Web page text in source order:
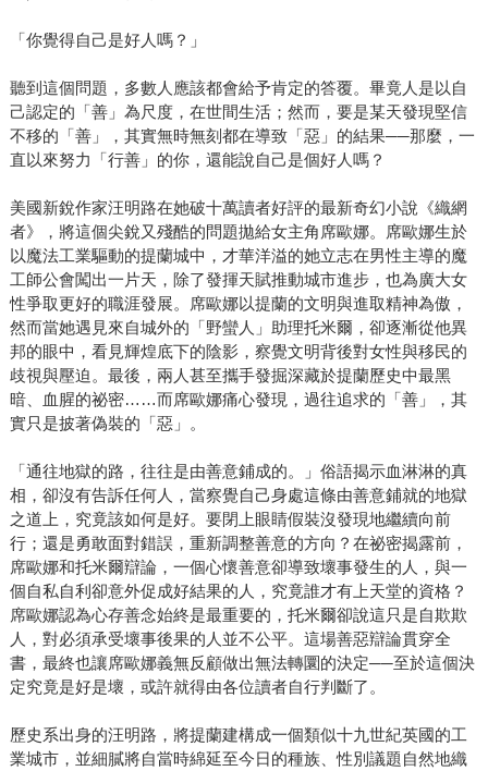
「你覺得自己是好人嗎？」
聽到這個問題，多數人應該都會給予肯定的答覆。畢竟人是以自
己認定的「善」為尺度，在世間生活；然而，要是某天發現堅信
不移的「善」，其實無時無刻都在導致「惡」的結果──那麼，一
直以來努力「行善」的你，還能說自己是個好人嗎？
美國新銳作家汪明路在她破十萬讀者好評的最新奇幻小說《織網
者》，將這個尖銳又殘酷的問題拋給女主角席歐娜。席歐娜生於
以魔法工業驅動的提蘭城中，才華洋溢的她立志在男性主導的魔
工師公會闖出一片天，除了發揮天賦推動城市進步，也為廣大女
性爭取更好的職涯發展。席歐娜以提蘭的文明與進取精神為傲，
然而當她遇見來自城外的「野蠻人」助理托米爾，卻逐漸從他異
邦的眼中，看見輝煌底下的陰影，察覺文明背後對女性與移民的
歧視與壓迫。最後，兩人甚至攜手發掘深藏於提蘭歷史中最黑
暗、血腥的祕密……而席歐娜痛心發現，過往追求的「善」，其
實只是披著偽裝的「惡」。
「通往地獄的路，往往是由善意鋪成的。」俗語揭示血淋淋的真
相，卻沒有告訴任何人，當察覺自己身處這條由善意鋪就的地獄
之道上，究竟該如何是好。要閉上眼睛假裝沒發現地繼續向前
行；還是勇敢面對錯誤，重新調整善意的方向？在祕密揭露前，
席歐娜和托米爾辯論，一個心懷善意卻導致壞事發生的人，與一
個自私自利卻意外促成好結果的人，究竟誰才有上天堂的資格？
席歐娜認為心存善念始終是最重要的，托米爾卻說這只是自欺欺
人，對必須承受壞事後果的人並不公平。這場善惡辯論貫穿全
書，最終也讓席歐娜義無反顧做出無法轉圜的決定──至於這個決
定究竟是好是壞，或許就得由各位讀者自行判斷了。
歷史系出身的汪明路，將提蘭建構成一個類似十九世紀英國的工
業城市，並細膩將自當時綿延至今日的種族、性別議題自然地織